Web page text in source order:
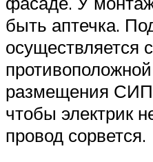
быть аптечка.
осуществляется
размещения
чтобы электрик
провод сорвется.